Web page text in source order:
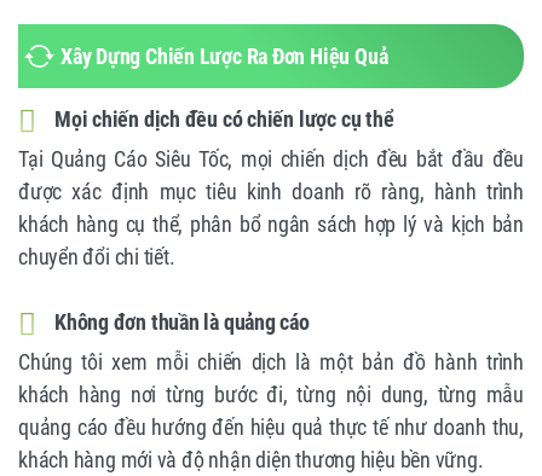
Xây Dựng Chiến Lược Ra Đơn Hiệu Quả
Mọi chiến dịch đều có chiến lược cụ thể
Tại Quảng Cáo Siêu Tốc, mọi chiến dịch đều bắt đầu đều
được xác định mục tiêu kinh doanh rõ ràng, hành trình
khách hàng cụ thể, phân bổ ngân sách hợp lý và kịch bản
chuyển đổi chi tiết.
Không đơn thuần là quảng cáo
Chúng tôi xem mỗi chiến dịch là một bản đồ hành trình
khách hàng nơi từng bước đi, từng nội dung, từng mẫu
quảng cáo đều hướng đến hiệu quả thực tế như doanh thu,
khách hàng mới và độ nhận diện thương hiệu bền vững.